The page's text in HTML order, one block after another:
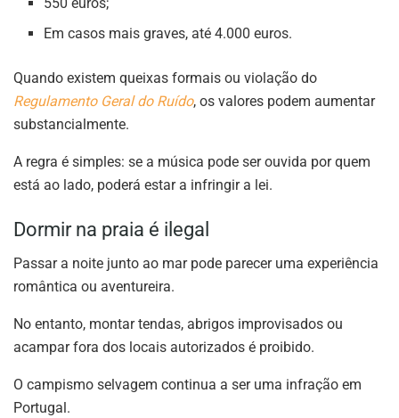
Em casos mais graves, até 4.000 euros.
Quando existem queixas formais ou violação do
Regulamento Geral do Ruído, os valores podem aumentar
substancialmente.
A regra é simples: se a música pode ser ouvida por quem
está ao lado, poderá estar a infringir a lei.
Dormir na praia é ilegal
Passar a noite junto ao mar pode parecer uma experiência
romântica ou aventureira.
No entanto, montar tendas, abrigos improvisados ou
acampar fora dos locais autorizados é proibido.
O campismo selvagem continua a ser uma infração em
Portugal.